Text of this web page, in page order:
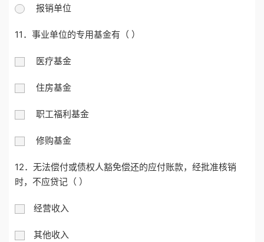
报销单位
11．事业单位的专用基金有（ ）
医疗基金
住房基金
职工福利基金
修购基金
12．无法偿付或债权人豁免偿还的应付账款，经批准核销
时，不应贷记（ ）
经营收入
其他收入